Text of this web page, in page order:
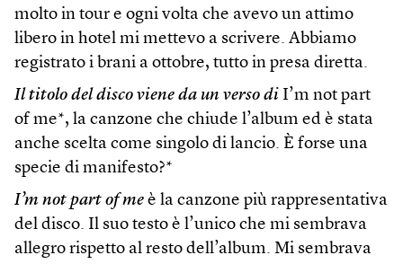
molto in tour e ogni volta che avevo un attimo
libero in hotel mi mettevo a scrivere. Abbiamo
registrato i brani a ottobre, tutto in presa diretta.
Il titolo del disco viene da un verso di I’m not part
of me*, la canzone che chiude l’album ed è stata
anche scelta come singolo di lancio. È forse una
specie di manifesto?*
I’m not part of me è la canzone più rappresentativa
del disco. Il suo testo è l’unico che mi sembrava
allegro rispetto al resto dell’album. Mi sembrava